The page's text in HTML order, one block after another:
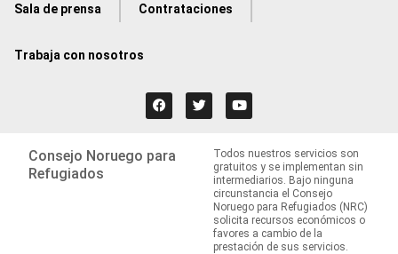
Sala de prensa Contrataciones
Trabaja con nosotros
Consejo Noruego para
Refugiados
Todos nuestros servicios son
gratuitos y se implementan sin
intermediarios. Bajo ninguna
circunstancia el Consejo
Noruego para Refugiados (NRC)
solicita recursos económicos o
favores a cambio de la
prestación de sus servicios.